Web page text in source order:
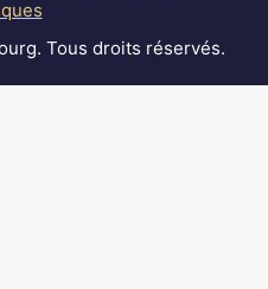
Tous droits réservés.